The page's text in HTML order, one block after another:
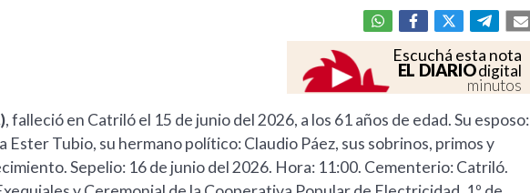
Escuchá esta nota
EL DIARIOdigital
minutos
, falleció en Catriló el 15 de junio del 2026, a los 61 años de edad. Su esposo:
Ester Tubio, su hermano político: Claudio Páez, sus sobrinos, primos y
Sepelio: 16 de junio del 2026. Hora: 11:00. Cementerio: Catriló.